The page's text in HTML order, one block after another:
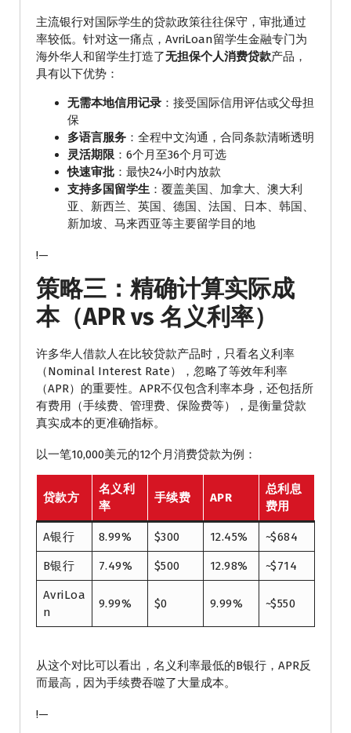
主流银行对国际学生的贷款政策往往保守，审批通过
率较低。针对这一痛点，AvriLoan留学生金融专门为
海外华人和留学生打造了无担保个人消费贷款产品，
具有以下优势：
无需本地信用记录 ：接受国际信用评估或父母担
保
多语言服务 ：全程中文沟通，合同条款清晰透明
灵活期限 ：6个月至36个月可选
快速审批 ：最快24小时内放款
支持多国留学生 ：覆盖美国、加拿大、澳大利
亚、新西兰、英国、德国、法国、日本、韩国、
新加坡、马来西亚等主要留学目的地
!—
策略三：精确计算实际成
本（APR vs 名义利率）
许多华人借款人在比较贷款产品时，只看名义利率
（Nominal Interest Rate），忽略了等效年利率
（APR）的重要性。APR不仅包含利率本身，还包括所
有费用（手续费、管理费、保险费等），是衡量贷款
真实成本的更准确指标。
以一笔10,000美元的12个月消费贷款为例：
贷款方
名义利
率
手续费 APR
总利息
费用
A银行 8.99% $300 12.45% ~$684
B银行 7.49% $500 12.98% ~$714
AvriLoa
n
9.99% $0 9.99% ~$550
从这个对比可以看出，名义利率最低的B银行，APR反
而最高，因为手续费吞噬了大量成本。
!—